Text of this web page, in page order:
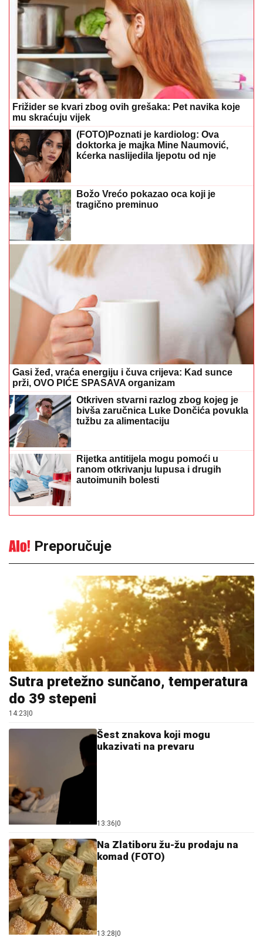
Frižider se kvari zbog ovih grešaka: Pet navika koje
mu skraćuju vijek
(FOTO)Poznati je kardiolog: Ova
doktorka je majka Mine Naumović,
kćerka naslijedila ljepotu od nje
Božo Vrećo pokazao oca koji je
tragično preminuo
Gasi žeđ, vraća energiju i čuva crijeva: Kad sunce
prži, OVO PIĆE SPASAVA organizam
Otkriven stvarni razlog zbog kojeg je
bivša zaručnica Luke Dončića povukla
tužbu za alimentaciju
Rijetka antitijela mogu pomoći u
ranom otkrivanju lupusa i drugih
autoimunih bolesti
Preporučuje
Sutra pretežno sunčano, temperatura
do 39 stepeni
14:23 0
Šest znakova koji mogu
ukazivati na prevaru
13:36 0
Na Zlatiboru žu-žu prodaju na
komad (FOTO)
13:28 0